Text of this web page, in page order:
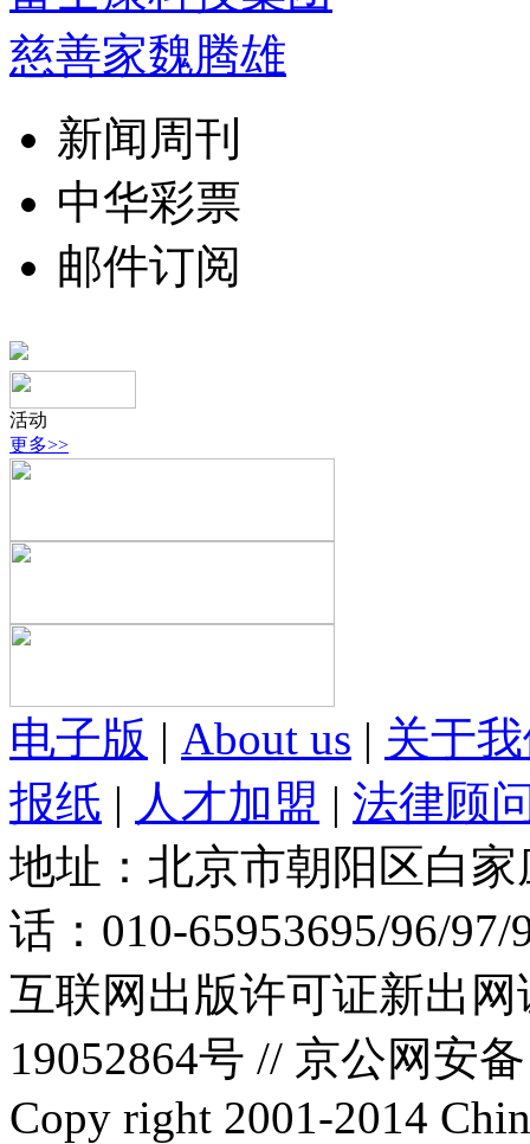
慈善家魏腾雄
新闻周刊
中华彩票
邮件订阅
活动
更多>>
电子版 | About us | 关于
报纸 | 人才加盟 | 法律顾
地址：北京市朝阳区白
话：010-65953695/96/
互联网出版许可证新出
19052864号 // 京公网安
Copy right 2001-2014